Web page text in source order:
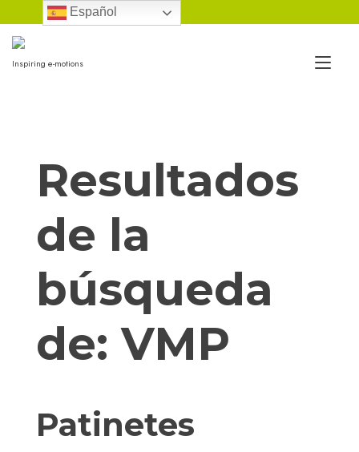
al
contenido
Inspiring e-motions
Resultados
de la
búsqueda
de:VMP
Patinetes
Español